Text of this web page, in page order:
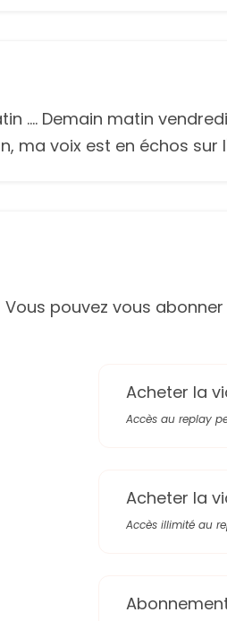
.... Demain matin
ma voix est en échos
Vous pouvez vous
Acheter la
Accès au replay
Acheter la
Accès illimité au